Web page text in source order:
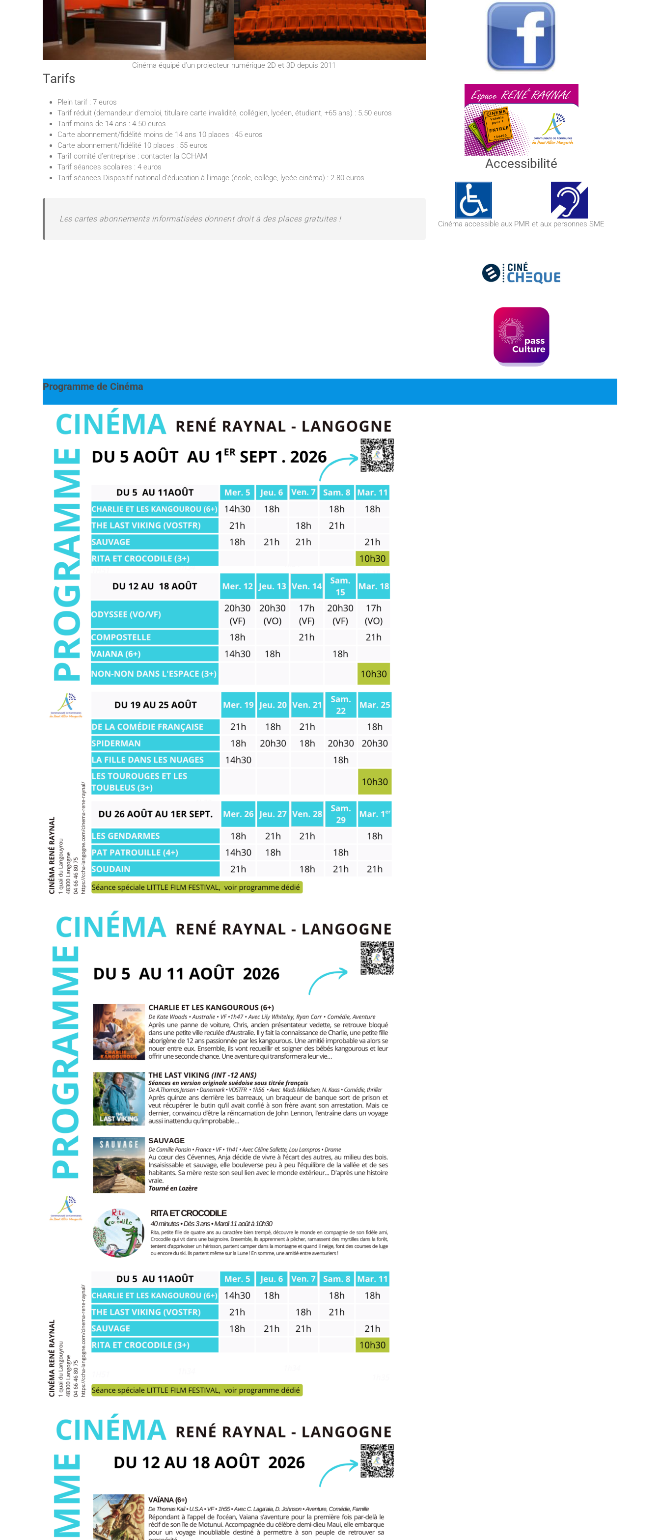
Cinéma équipé d’un projecteur numérique 2D et 3D depuis 2011
Tarifs
Plein tarif : 7 euros
Tarif réduit (demandeur d’emploi, titulaire carte invalidité, collégien, lycéen, étudiant, +65 ans) : 5.50 euros
Tarif moins de 14 ans : 4.50 euros
Carte abonnement/fidélité moins de 14 ans 10 places : 45 euros
Carte abonnement/fidélité 10 places : 55 euros
Tarif comité d’entreprise : contacter la CCHAM
Tarif séances scolaires : 4 euros
Tarif séances Dispositif national d’éducation à l’image (école, collège, lycée cinéma) : 2.80 euros
Les cartes abonnements informatisées donnent droit à des places gratuites !
Accessibilité
Cinéma accessible aux PMR et aux personnes SME
Programme de Cinéma